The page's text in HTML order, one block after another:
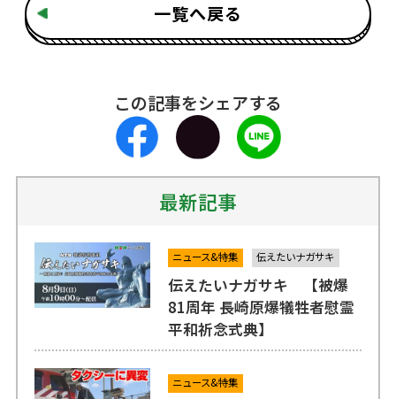
一覧へ戻る
この記事をシェアする
最新記事
ニュース&特集 伝えたいナガサキ
伝えたいナガサキ 【被爆
81周年 長崎原爆犠牲者慰霊
平和祈念式典】
ニュース&特集